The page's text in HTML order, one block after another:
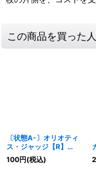
この商品を買った
〔状態A-〕オリオティ
ス・ジャッジ【R】
{26SD1E8/14}《光》
100円(税込)